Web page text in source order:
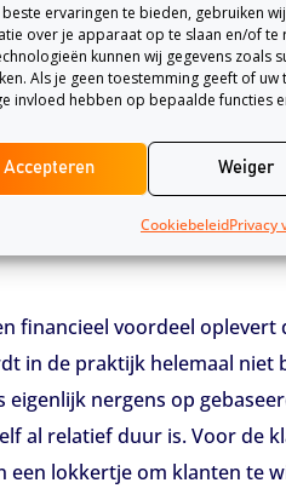
ervaringen te bieden, gebruiken
over je apparaat op te slaan en/of
kunnen wij gegevens zoals
Als je geen toestemming geeft of
invloed hebben op bepaalde functies
Accepteren Weiger
CookiebeleidPrivacy
degenen met een relatief
verzekerden betalen. De
dit en hierbij het
dat de maximale
financieel voordeel oplevert
in de praktijk helemaal niet
nergens op
al relatief duur is. Voor de
een lokkertje om klanten te